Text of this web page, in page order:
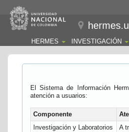
HERMES INVESTIGACIÓN
El Sistema de Información
atención a usuarios:
Componente
Investigación y Laboratorios
A